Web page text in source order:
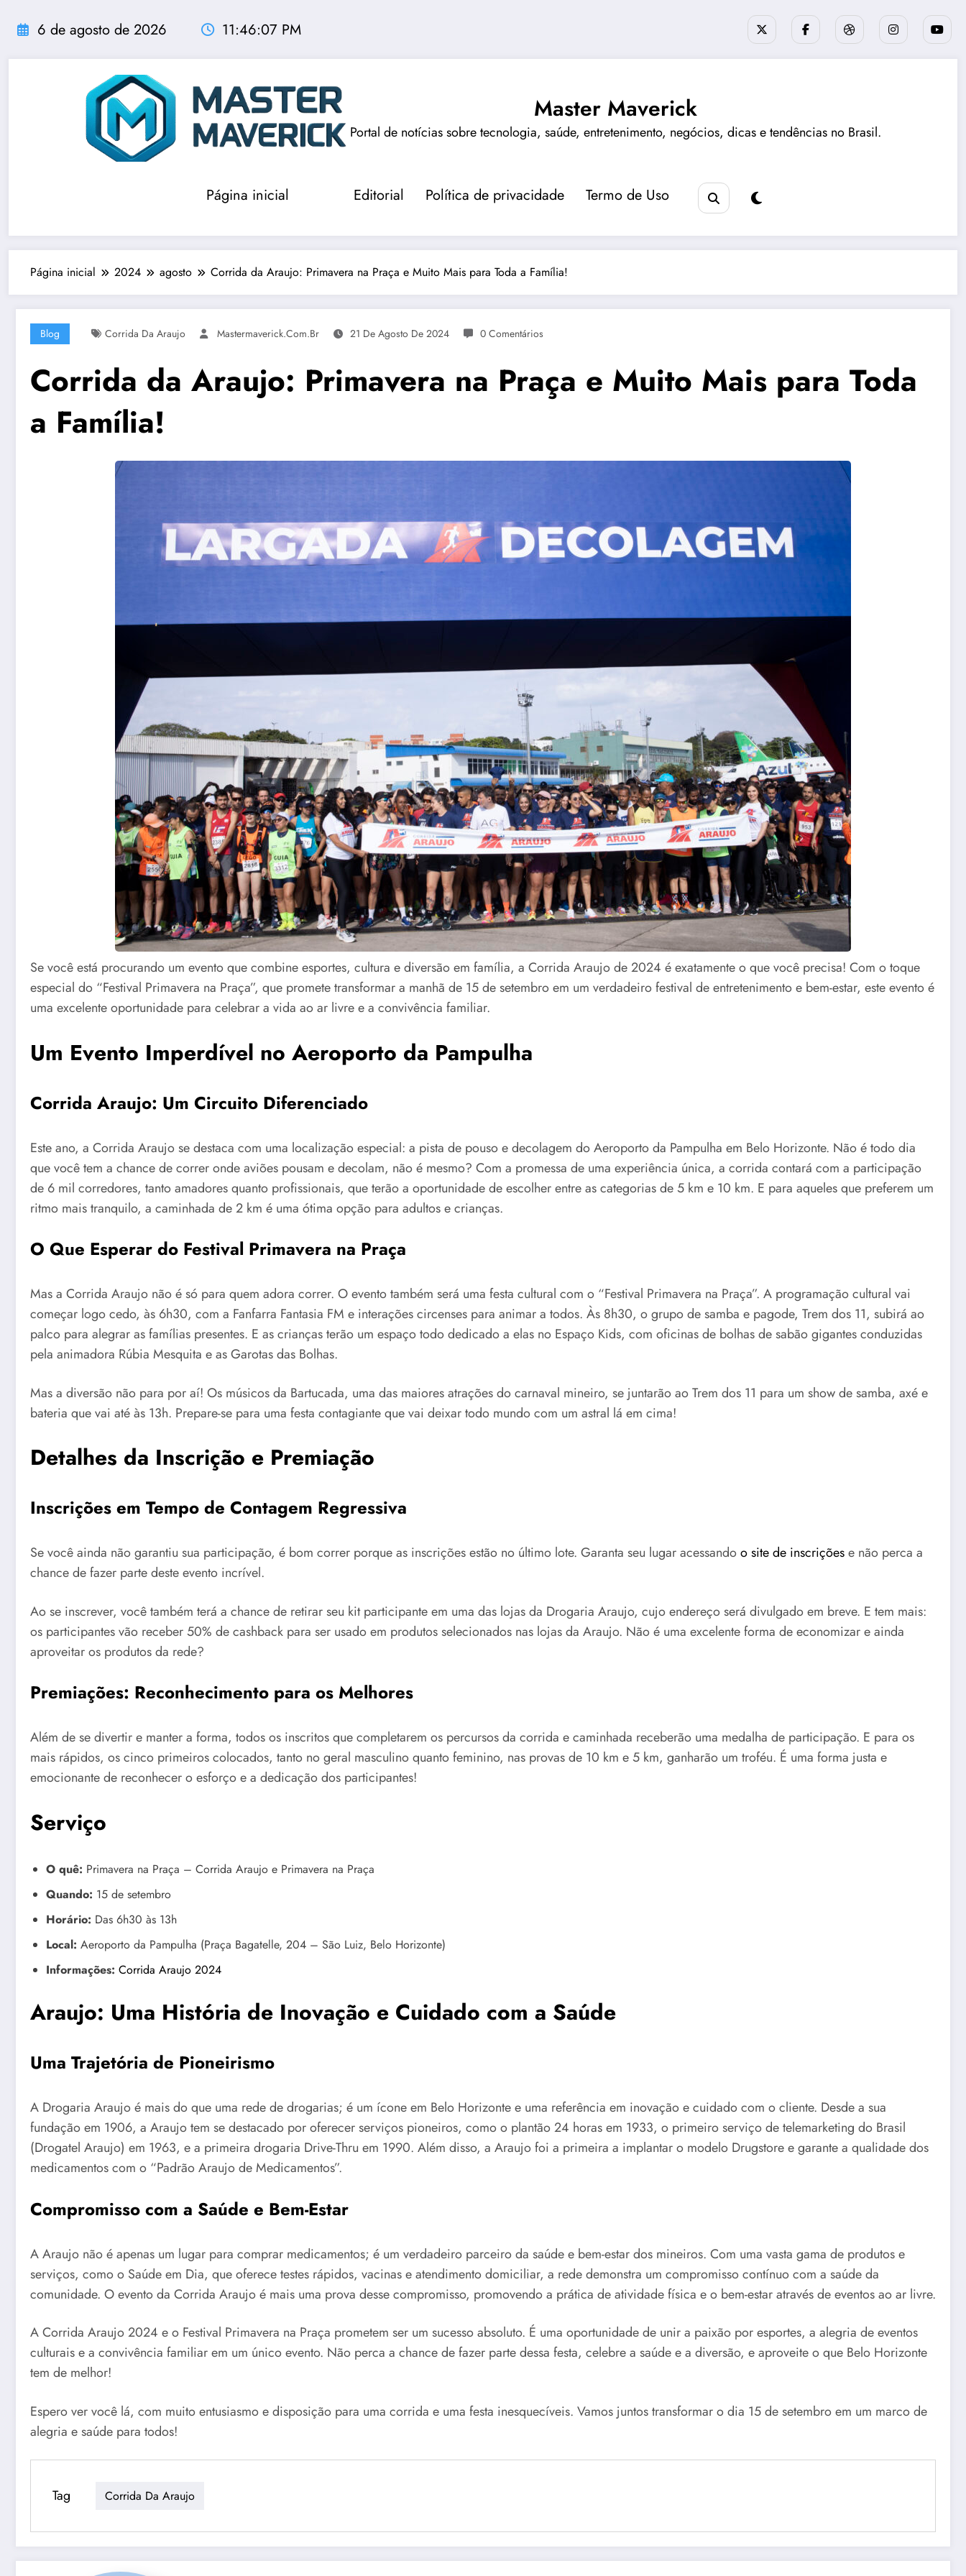
para
conteúdo
6 de agosto de 2026 11:46:08 PM
Master Maverick
Portal de notícias sobre tecnologia, saúde, entretenimento, negócios, dicas e tendências no Brasil.
Página inicial Editorial Política de privacidade Termo de Uso
Página inicial 2024 agosto Corrida da Araujo: Primavera na Praça e Muito Mais para Toda a Família!
Blog Corrida Da Araujo Mastermaverick.com.br 21 De Agosto De 2024 0 Comentários
Corrida da Araujo: Primavera na Praça e Muito Mais para Toda
a Família!
Se você está procurando um evento que combine esportes, cultura e diversão em família, a Corrida Araujo de 2024 é exatamente o que você precisa! Com o toque
especial do “Festival Primavera na Praça”, que promete transformar a manhã de 15 de setembro em um verdadeiro festival de entretenimento e bem-estar, este evento é
uma excelente oportunidade para celebrar a vida ao ar livre e a convivência familiar.
Um Evento Imperdível no Aeroporto da Pampulha
Corrida Araujo: Um Circuito Diferenciado
Este ano, a Corrida Araujo se destaca com uma localização especial: a pista de pouso e decolagem do Aeroporto da Pampulha em Belo Horizonte. Não é todo dia
que você tem a chance de correr onde aviões pousam e decolam, não é mesmo? Com a promessa de uma experiência única, a corrida contará com a participação
de 6 mil corredores, tanto amadores quanto profissionais, que terão a oportunidade de escolher entre as categorias de 5 km e 10 km. E para aqueles que preferem um
ritmo mais tranquilo, a caminhada de 2 km é uma ótima opção para adultos e crianças.
O Que Esperar do Festival Primavera na Praça
Mas a Corrida Araujo não é só para quem adora correr. O evento também será uma festa cultural com o “Festival Primavera na Praça”. A programação cultural vai
começar logo cedo, às 6h30, com a Fanfarra Fantasia FM e interações circenses para animar a todos. Às 8h30, o grupo de samba e pagode, Trem dos 11, subirá ao
palco para alegrar as famílias presentes. E as crianças terão um espaço todo dedicado a elas no Espaço Kids, com oficinas de bolhas de sabão gigantes conduzidas
pela animadora Rúbia Mesquita e as Garotas das Bolhas.
Mas a diversão não para por aí! Os músicos da Bartucada, uma das maiores atrações do carnaval mineiro, se juntarão ao Trem dos 11 para um show de samba, axé e
bateria que vai até às 13h. Prepare-se para uma festa contagiante que vai deixar todo mundo com um astral lá em cima!
Detalhes da Inscrição e Premiação
Inscrições em Tempo de Contagem Regressiva
Se você ainda não garantiu sua participação, é bom correr porque as inscrições estão no último lote. Garanta seu lugar acessandoo site de inscriçõese não perca a
chance de fazer parte deste evento incrível.
Ao se inscrever, você também terá a chance de retirar seu kit participante em uma das lojas da Drogaria Araujo, cujo endereço será divulgado em breve. E tem mais:
os participantes vão receber 50% de cashback para ser usado em produtos selecionados nas lojas da Araujo. Não é uma excelente forma de economizar e ainda
aproveitar os produtos da rede?
Premiações: Reconhecimento para os Melhores
Além de se divertir e manter a forma, todos os inscritos que completarem os percursos da corrida e caminhada receberão uma medalha de participação. E para os
mais rápidos, os cinco primeiros colocados, tanto no geral masculino quanto feminino, nas provas de 10 km e 5 km, ganharão um troféu. É uma forma justa e
emocionante de reconhecer o esforço e a dedicação dos participantes!
Serviço
O quê: Primavera na Praça – Corrida Araujo e Primavera na Praça
Quando: 15 de setembro
Horário: Das 6h30 às 13h
Local: Aeroporto da Pampulha (Praça Bagatelle, 204 – São Luiz, Belo Horizonte)
Informações: Corrida Araujo 2024
Araujo: Uma História de Inovação e Cuidado com a Saúde
Uma Trajetória de Pioneirismo
A Drogaria Araujo é mais do que uma rede de drogarias; é um ícone em Belo Horizonte e uma referência em inovação e cuidado com o cliente. Desde a sua
fundação em 1906, a Araujo tem se destacado por oferecer serviços pioneiros, como o plantão 24 horas em 1933, o primeiro serviço de telemarketing do Brasil
(Drogatel Araujo) em 1963, e a primeira drogaria Drive-Thru em 1990. Além disso, a Araujo foi a primeira a implantar o modelo Drugstore e garante a qualidade dos
medicamentos com o “Padrão Araujo de Medicamentos”.
Compromisso com a Saúde e Bem-Estar
A Araujo não é apenas um lugar para comprar medicamentos; é um verdadeiro parceiro da saúde e bem-estar dos mineiros. Com uma vasta gama de produtos e
serviços, como o Saúde em Dia, que oferece testes rápidos, vacinas e atendimento domiciliar, a rede demonstra um compromisso contínuo com a saúde da
comunidade. O evento da Corrida Araujo é mais uma prova desse compromisso, promovendo a prática de atividade física e o bem-estar através de eventos ao ar livre.
A Corrida Araujo 2024 e o Festival Primavera na Praça prometem ser um sucesso absoluto. É uma oportunidade de unir a paixão por esportes, a alegria de eventos
culturais e a convivência familiar em um único evento. Não perca a chance de fazer parte dessa festa, celebre a saúde e a diversão, e aproveite o que Belo Horizonte
tem de melhor!
Espero ver você lá, com muito entusiasmo e disposição para uma corrida e uma festa inesquecíveis. Vamos juntos transformar o dia 15 de setembro em um marco de
alegria e saúde para todos!
Tag Corrida Da Araujo